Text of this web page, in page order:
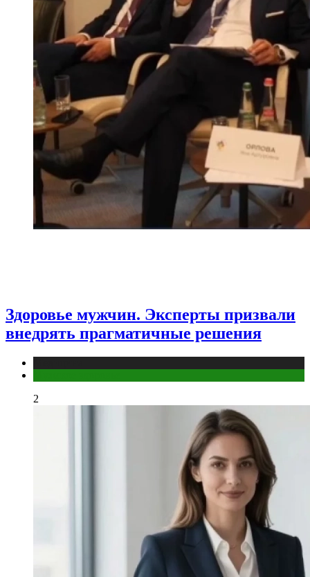
Здоровье мужчин. Эксперты призвали
внедрять прагматичные решения
2